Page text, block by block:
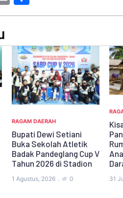
Kisah Pilu, Keluarga di
Pandeglang Tinggal di
Rumah Nyaris Ambruk,
Anak Harus Transfusi
Darah Tiap Bulan
31 Juli, 2026 0
31